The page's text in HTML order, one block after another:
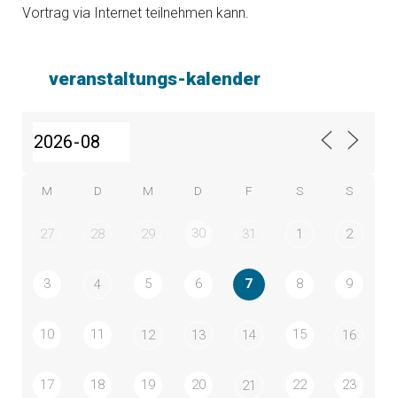
Vortrag via Internet teilnehmen kann.
veranstaltungs-kalender
M D M D F S S
27 28 29 30 31 1 2
3 4 5 6 7 8 9
10 11 12 13 14 15 16
17 18 19 20 21 22 23